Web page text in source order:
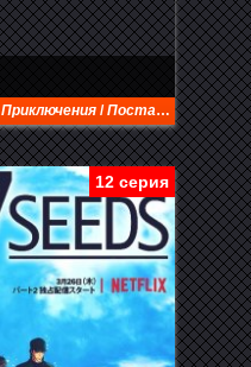
Приключения /Постапокалиптика
12 серия